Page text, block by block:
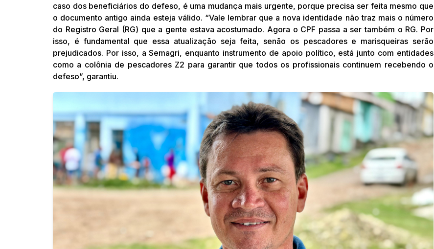
caso dos beneficiários do defeso, é uma mudança mais urgente, porque precisa ser feita mesmo que
o documento antigo ainda esteja válido. “Vale lembrar que a nova identidade não traz mais o número
do Registro Geral (RG) que a gente estava acostumado. Agora o CPF passa a ser também o RG. Por
isso, é fundamental que essa atualização seja feita, senão os pescadores e marisqueiras serão
prejudicados. Por isso, a Semagri, enquanto instrumento de apoio político, está junto com entidades
como a colônia de pescadores Z2 para garantir que todos os profissionais continuem recebendo o
defeso”, garantiu.